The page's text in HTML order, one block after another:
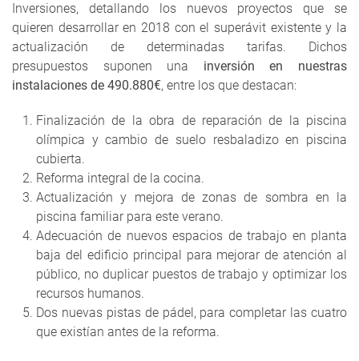
Inversiones, detallando los nuevos proyectos que se
quieren desarrollar en 2018 con el superávit existente y la
actualización de determinadas tarifas. Dichos
presupuestos suponen una inversión en nuestras
instalaciones de 490.880€, entre los que destacan:
Finalización de la obra de reparación de la piscina
olímpica y cambio de suelo resbaladizo en piscina
cubierta.
Reforma integral de la cocina.
Actualización y mejora de zonas de sombra en la
piscina familiar para este verano.
Adecuación de nuevos espacios de trabajo en planta
baja del edificio principal para mejorar de atención al
público, no duplicar puestos de trabajo y optimizar los
recursos humanos.
Dos nuevas pistas de pádel, para completar las cuatro
que existían antes de la reforma.